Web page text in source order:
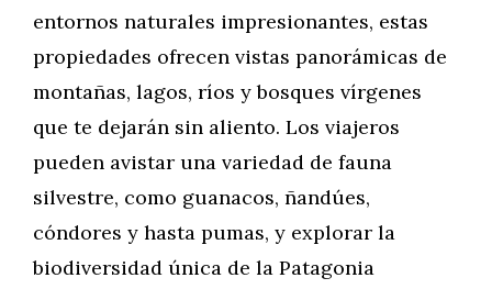
entornos naturales impresionantes, estas
propiedades ofrecen vistas panorámicas de
montañas, lagos, ríos y bosques vírgenes
que te dejarán sin aliento. Los viajeros
pueden avistar una variedad de fauna
silvestre, como guanacos, ñandúes,
cóndores y hasta pumas, y explorar la
biodiversidad única de la Patagonia